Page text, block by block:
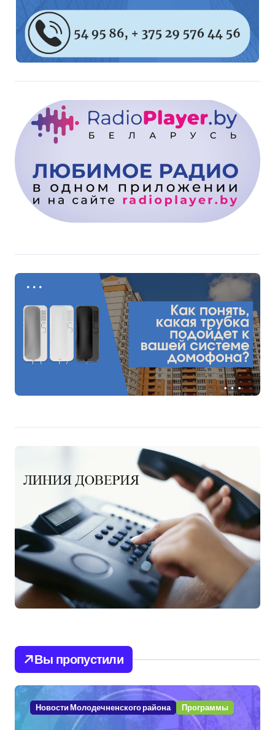
Вы пропустили
Новости Молодечненского района Программы